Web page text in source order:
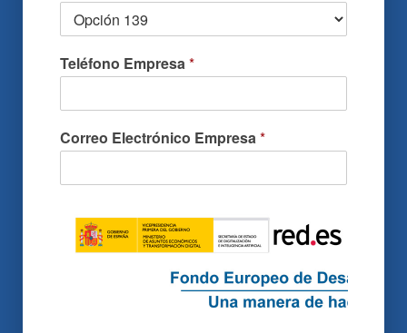
Teléfono Empresa *
Correo Electrónico Empresa *